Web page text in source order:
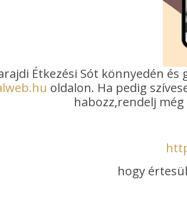
Étkezési Sót könnyedén
oldalon. Ha pedig
habozz,rendelj
hogy